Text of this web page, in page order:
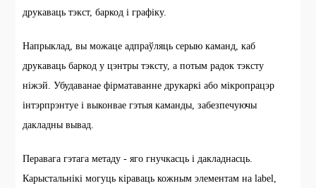
друкаваць тэкст, баркод і графіку.
Напрыклад, вы можаце адпраўляць серыю каманд, каб
друкаваць баркод у цэнтры тэксту, а потым радок тэксту
ніжэй. Убудаванае фірматаванне друкаркі або мікропрацэр
інтэрпрэнтуе і выконвае гэтыя каманды, забезпечуючы
дакладны вывад.
Перавага гэтага метаду - яго гнучкасць і дакладнасць.
Карыстальнікі могуць кіраваць кожным элементам на label,